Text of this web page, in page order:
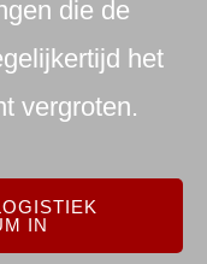
die de
het
vergroten.
IN